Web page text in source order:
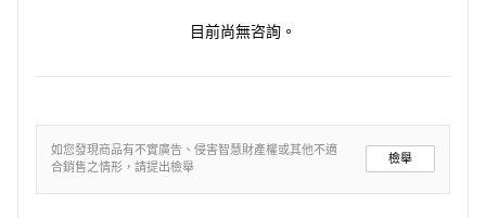
目前尚無咨詢。
如您發現商品有不實廣告、侵害智慧財產權或其他不適
合銷售之情形，請提出檢舉
檢舉